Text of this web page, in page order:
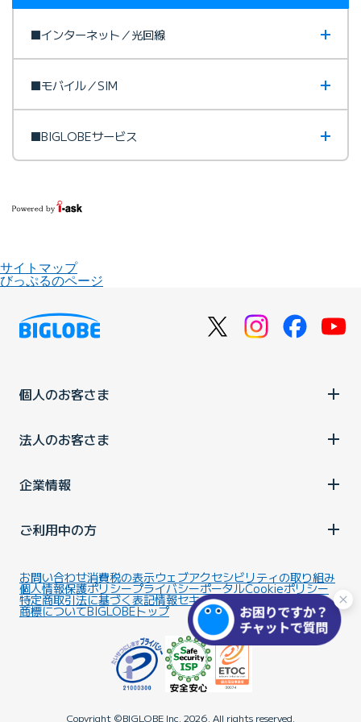
■インターネット／光回線
■モバイル／SIM
■BIGLOBEサービス
サイトマップ
びっぷるのページ
個人のお客さま
法人のお客さま
企業情報
ご利用中の方
お問い合わせ消費税の表示ウェブアクセシビリティの取り組み
個人情報保護ポリシープライバシーポータルCookieポリシー
特定商取引法に基づく表記情報セキュリティ基本方針
商標についてBIGLOBEトップ
Copyright ©BIGLOBE Inc. 2026. All rights reserved.